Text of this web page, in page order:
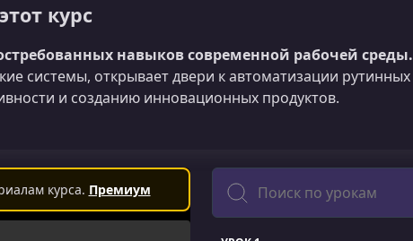
курс
навыков современной рабочей среды.
системы, открывает двери к автоматизации рутинных
и созданию инновационных продуктов.
курса. Премиум
Поиск